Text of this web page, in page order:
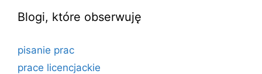
Blogi, które obserwuję
pisanie prac
prace licencjackie